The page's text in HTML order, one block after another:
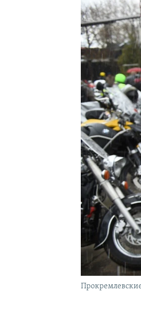
КРЫМ.НЕПОКОРЕННЫЙ
УКРАИНСКАЯ ПРОБЛЕМА КРЫМА